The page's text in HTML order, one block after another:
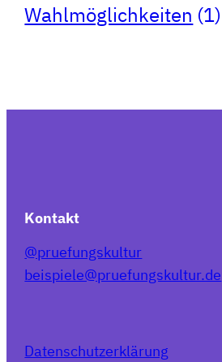
Wahlmöglichkeiten (1)
Kontakt
@pruefungskultur
beispiele@pruefungskultur.de
Datenschutzerklärung